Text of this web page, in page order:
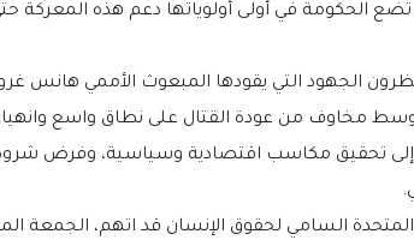
تضع الحكومة في أولى أولوياتها دعم هذه المعركة
الجهود التي يقودها المبعوث الأممي هانس
وسط مخاوف من عودة القتال على نطاق واسع
تحقيق مكاسب اقتصادية وسياسية، وفرض
السامي لحقوق الإنسان قد اتهم، الجمعة